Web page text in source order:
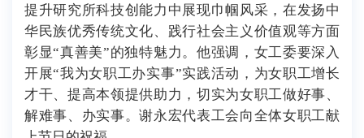
提升研究所科技创能力中展现巾帼风采，在发扬中
华民族优秀传统文化、践行社会主义价值观等方面
彰显“真善美”的独特魅力。他强调，女工委要深入
开展“我为女职工办实事”实践活动，为女职工增长
才干、提高本领提供助力，切实为女职工做好事、
解难事、办实事。谢永宏代表工会向全体女职工献